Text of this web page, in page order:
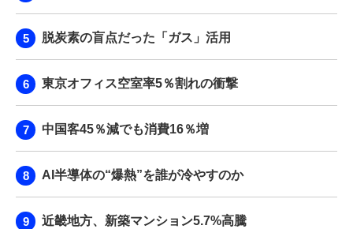
脱炭素の盲点だった「ガス」活用
東京オフィス空室率5％割れの衝撃
中国客45％減でも消費16％増
AI半導体の“爆熱”を誰が冷やすのか
近畿地方、新築マンション5.7%高騰